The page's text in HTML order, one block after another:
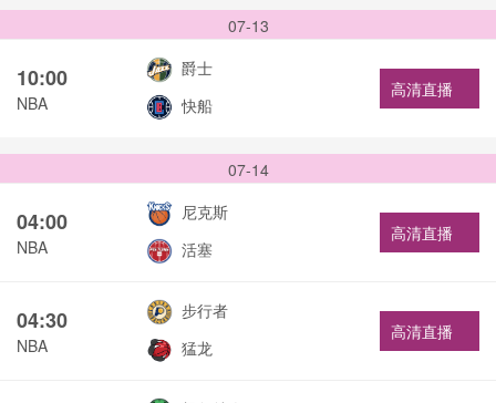
07-13
10:00
NBA
爵士
快船
高清直播
07-14
04:00
NBA
尼克斯
活塞
高清直播
04:30
NBA
步行者
猛龙
高清直播